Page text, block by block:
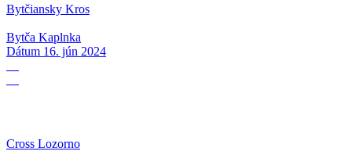
Bytčiansky Kros
Bytča Kaplnka
Dátum 16. jún 2024
Cross Lozorno